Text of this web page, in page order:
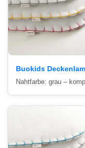
Buokids
Nahtfarbe: grau –